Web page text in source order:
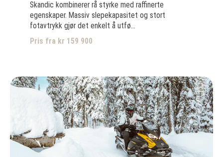
Skandic kombinerer rå styrke med raffinerte
egenskaper. Massiv slepekapasitet og stort
fotavtrykk gjør det enkelt å utfø...
Pris fra kr 159 900